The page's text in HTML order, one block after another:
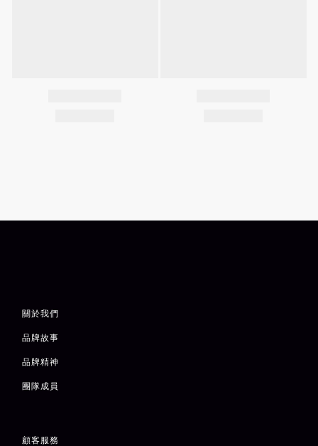
關於我們
品牌故事
品牌精神
團隊成員
顧客服務